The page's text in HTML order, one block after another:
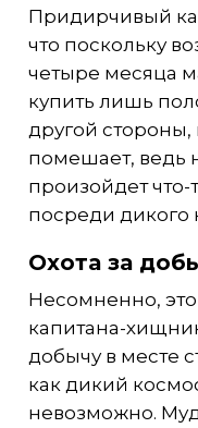
Придирчивый
что поскольку
четыре месяца
купить лишь
другой
помешает, ведь
произойдет
посреди дикого
Охота за
Несомненно, это
капитана-
добычу в месте
как дикий
невозможно.